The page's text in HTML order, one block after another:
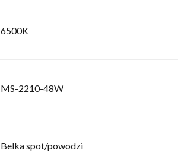
6500K
MS-2210-48W
Belka spot/powodzi